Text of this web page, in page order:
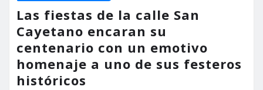
Las fiestas de la calle San
Cayetano encaran su
centenario con un emotivo
homenaje a uno de sus festeros
históricos